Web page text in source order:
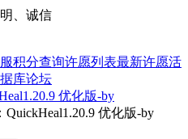
、诚信
积分查询许愿列表最新许愿活
库论坛
优化版-by
QuickHeal1.20.9 优化版-by